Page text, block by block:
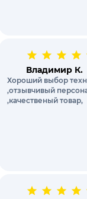
Владимир К.
Хороший выбор
,отзывчивый
,качественый товар,